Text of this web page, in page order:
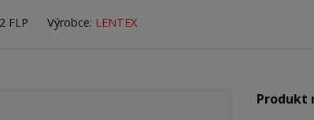
FLP Výrobce: LENTEX
Produkt